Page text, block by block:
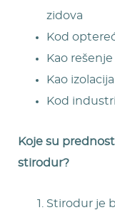
zidova
Kod
Kao
Kao
Kod
Koje su
stirodur?
Stirodur je